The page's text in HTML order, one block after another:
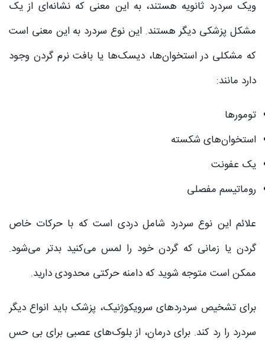
ویک سردرد ثانویه هستند، به این معنی که نشانه‌ای از یک
مشکل پزشکی دیگر هستند. این نوع سردرد به این معنی است
که مشکلی در استخوان‌ها، دیسک‌ها یا بافت نرم گردن وجود
دارد مانند:
تومورها
استخوان‌های شکسته
یک عفونت
روماتیسم مفصلی
علائم این نوع سردرد شامل دردی است که با حرکات خاص
گردن یا زمانی که گردن خود را لمس می‌کنید بدتر می‌شود.
ممکن است متوجه شوید که دامنه حرکتی محدودی دارید.
برای تشخیص سردردهای سرویکوژنیک، پزشک باید انواع دیگر
سردرد را رد کند. برای درمان، از بلوک‌های عصبی برای بی حس